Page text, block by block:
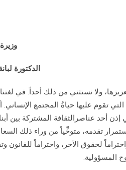
الدكتورة
ولا نستثني من ذلك أحداً. في لغتنا
تقوم عليها حياةُ المجتمع الإنساني.
أحد عناصرالثقافة المشتركة بين
تقدمه، متوخِّياً من وراء ذلك
لحقوق الآخر، واحتراماً للقانون
المسؤولية.